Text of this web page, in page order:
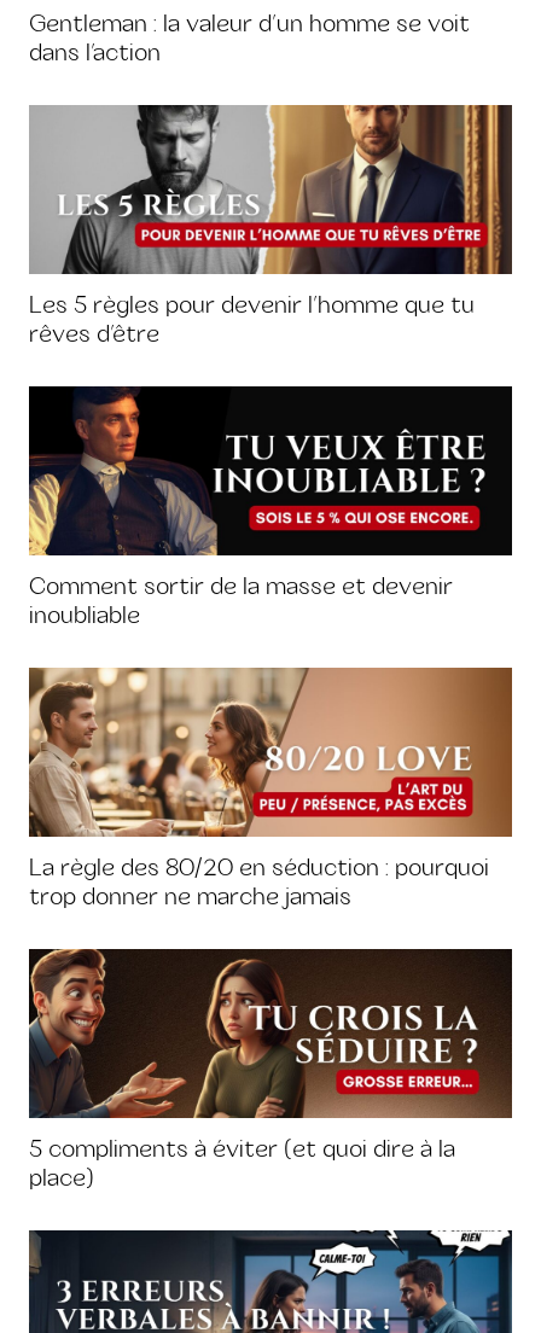
Gentleman : la valeur d’un homme se voit
dans l’action
Les 5 règles pour devenir l’homme que tu
rêves d’être
Comment sortir de la masse et devenir
inoubliable
La règle des 80/20 en séduction : pourquoi
trop donner ne marche jamais
5 compliments à éviter (et quoi dire à la
place)